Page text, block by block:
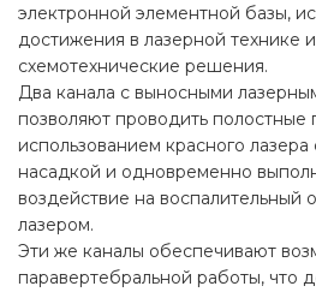
электронной элементной базы,
достижения в лазерной технике
схемотехнические решения.
Два канала с выносными
позволяют проводить полостные
использованием красного
насадкой и одновременно
воздействие на воспалительный
лазером.
Эти же каналы обеспечивают
паравертебральной работы, что